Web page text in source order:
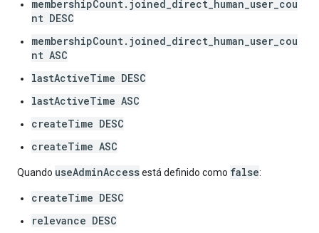
membershipCount.joined_direct_human_user_cou
nt DESC
membershipCount.joined_direct_human_user_cou
nt ASC
lastActiveTime DESC
lastActiveTime ASC
createTime DESC
createTime ASC
Quando useAdminAccessestá definido como false:
createTime DESC
relevance DESC